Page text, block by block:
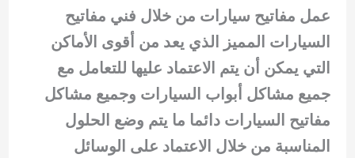
عمل مفاتيح سيارات من خلال فني مفاتيح
السيارات المميز الذي يعد من أقوى الأماكن
التي يمكن أن يتم الاعتماد عليها للتعامل مع
جميع مشاكل أبواب السيارات وجميع مشاكل
مفاتيح السيارات دائما ما يتم وضع الحلول
المناسبة من خلال الاعتماد على الوسائل